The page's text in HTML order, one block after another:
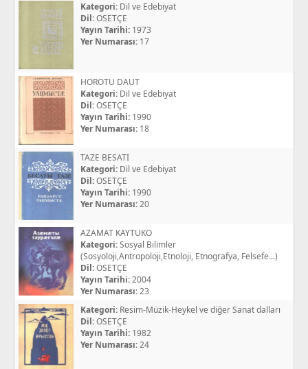
Kategori: Dil ve Edebiyat
Dil:OSETÇE
Yayın Tarihi: 1973
Yer Numarası: 17
HOROTU DAUT
Kategori: Dil ve Edebiyat
Dil:OSETÇE
Yayın Tarihi: 1990
Yer Numarası: 18
TAZE BESATI
Kategori: Dil ve Edebiyat
Dil:OSETÇE
Yayın Tarihi: 1990
Yer Numarası:20
AZAMAT KAYTUKO
Kategori:Sosyal Bilimler
(Sosyoloji,Antropoloji,Etnoloji, Etnografya, Felsefe...)
Dil:OSETÇE
Yayın Tarihi:2004
Yer Numarası:23
Kategori: Resim-Müzik-Heykel ve diğer Sanat dalları
Dil:OSETÇE
Yayın Tarihi: 1982
Yer Numarası:24